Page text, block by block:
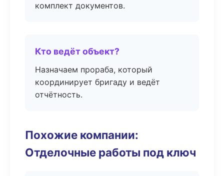
комплект документов.
Кто ведёт объект?
Назначаем прораба, который
координирует бригаду и ведёт
отчётность.
Похожие компании:
Отделочные работы под ключ